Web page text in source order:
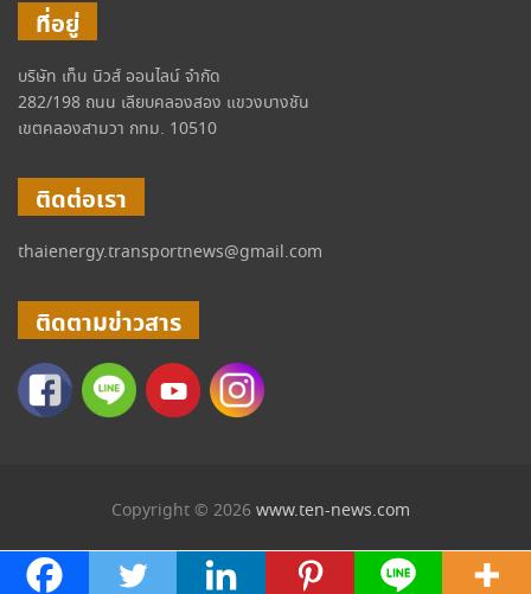
ที่อยู่
บริษัท เท็น นิวส์ ออนไลน์ จำกัด
282/198 ถนน เลียบคลองสอง แขวงบางชัน
เขตคลองสามวา กทม. 10510
ติดต่อเรา
thaienergy.transportnews@gmail.com
ติดตามข่าวสาร
Copyright © 2026 www.ten-news.com